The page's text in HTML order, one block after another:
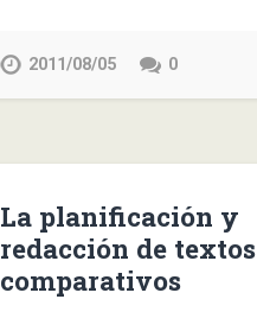
2011/08/05 0
La planificación y
redacción de textos
comparativos